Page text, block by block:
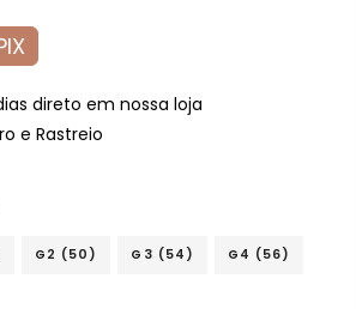
direto em nossa loja
e Rastreio
G2 (50) G3 (54) G4 (56)